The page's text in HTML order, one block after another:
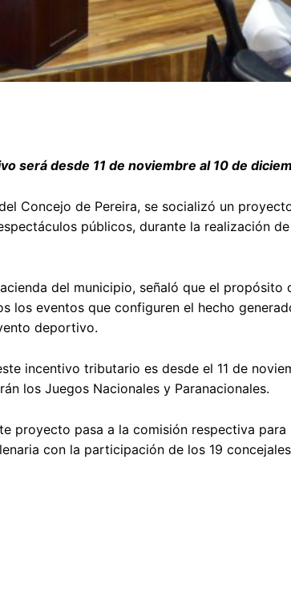
será desde 11 de noviembre al 10 de
Concejo de Pereira, se socializó un
públicos, durante la realización
del municipio, señaló que el
los eventos que configuren el hecho
deportivo.
incentivo tributario es desde el 11 de
los Juegos Nacionales y Paranacionales.
proyecto pasa a la comisión respectiva
con la participación de los 19